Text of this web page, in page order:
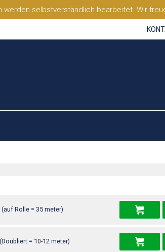
selbstverständlich bearbeitet. Wir
Rolle = 35 meter)
= 10-12 meter)